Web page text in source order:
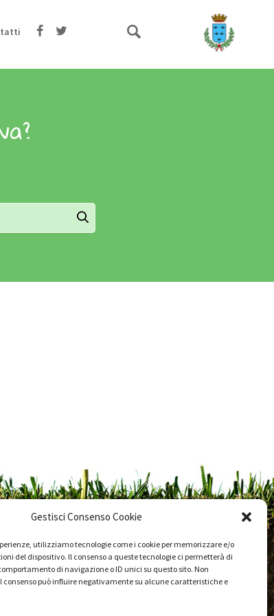
Gestisci Consenso Cookie
utilizziamo tecnologie come i cookie per memorizzare e/o
del dispositivo. Il consenso a queste tecnologie ci permetterà di
di navigazione o ID unici su questo sito. Non
consenso può influire negativamente su alcune caratteristiche e